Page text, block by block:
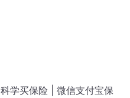
科学买保险 | 微信支付宝保